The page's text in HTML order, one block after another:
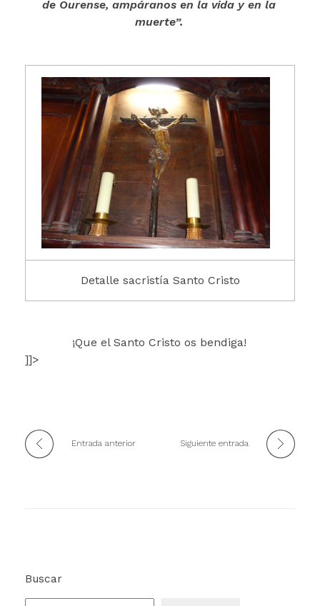
de Ourense, ampáranos en la vida y en la
muerte”.
Detalle sacristía Santo Cristo
¡Que el Santo Cristo os bendiga!
]]>
Entrada anterior Siguiente entrada
Buscar